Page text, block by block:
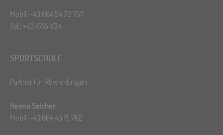
Mobil: +43 664 54 72 757
Tel.: +43 4715 404
SPORTSCHULE
Partner für Abwicklungen
Heimo Salcher
Mobil: +43 664 43 15 762